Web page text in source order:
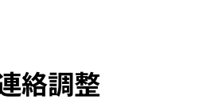
絡調整